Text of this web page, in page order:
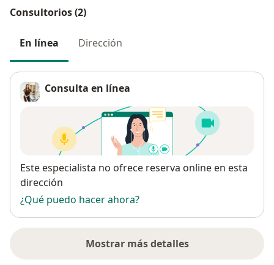
Consultorios (2)
En línea Dirección
Consulta en línea
Disponibilidad
Este especialista no ofrece reserva online en esta
dirección
¿Qué puedo hacer ahora?
Mostrar más detalles
sobre la dirección